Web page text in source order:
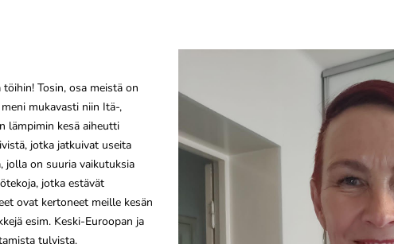
Tosin, osa meistä on
mukavasti niin Itä-,
lämpimin kesä aiheutti
jotka jatkuivat useita
jolla on suuria vaikutuksia
jotka estävät
ovat kertoneet meille kesän
esim. Keski-Euroopan ja
tulvista.